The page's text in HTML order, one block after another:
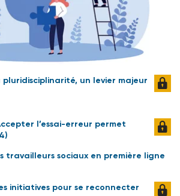
un levier majeur
l’essai-erreur permet
travailleurs sociaux en première ligne
initiatives pour se reconnecter